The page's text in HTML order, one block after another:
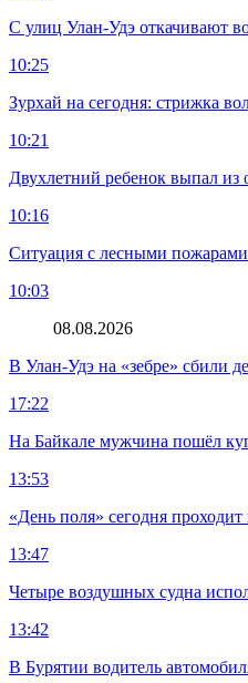
С улиц Улан-Удэ откачивают
10:25
Зурхай на сегодня: стрижка
10:21
Двухлетний ребенок выпал из
10:16
Ситуация с лесными пожарами
10:03
08.08.2026
В Улан-Удэ на «зебре» сбили
17:22
На Байкале мужчина пошёл
13:53
«День поля» сегодня
13:47
Четыре воздушных судна
13:42
В Бурятии водитель